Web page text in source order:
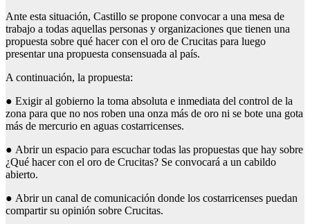
Ante esta situación, Castillo se propone convocar a una mesa de
trabajo a todas aquellas personas y organizaciones que tienen una
propuesta sobre qué hacer con el oro de Crucitas para luego
presentar una propuesta consensuada al país.
A continuación, la propuesta:
● Exigir al gobierno la toma absoluta e inmediata del control de la
zona para que no nos roben una onza más de oro ni se bote una gota
más de mercurio en aguas costarricenses.
● Abrir un espacio para escuchar todas las propuestas que hay sobre
¿Qué hacer con el oro de Crucitas? Se convocará a un cabildo
abierto.
● Abrir un canal de comunicación donde los costarricenses puedan
compartir su opinión sobre Crucitas.